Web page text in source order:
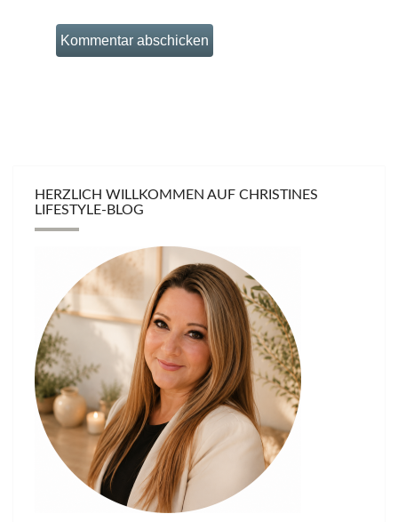
HERZLICH WILLKOMMEN AUF CHRISTINES
LIFESTYLE-BLOG